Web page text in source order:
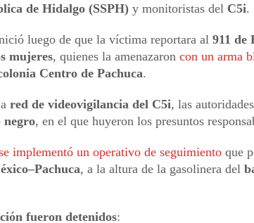
de Hidalgo (SSPH) y monitoristas del C5i.
luego de que la víctima reportara al 911 de
mujeres, quienes la amenazaron con un arma
Centro de Pachuca.
red de videovigilancia del C5i, las
negro, en el que huyeron los presuntos
implementó un operativo de seguimiento que
, a la altura de la gasolinera del
fueron detenidos: